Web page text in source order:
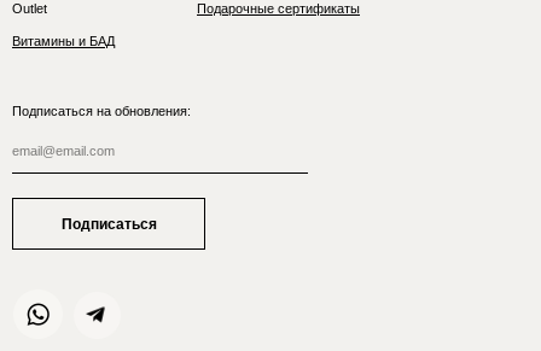
Outlet
Витамины и БАД
Подарочные сертификаты
Подписаться на обновления:
Подписаться